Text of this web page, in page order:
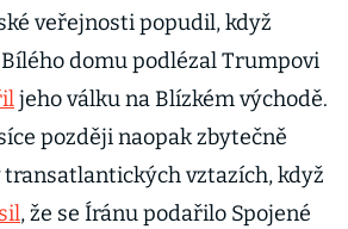
veřejnosti popudil, když
domu podlézal Trumpovi
jeho válku na Blízkém východě.
později naopak zbytečně
vztazích, když
, že se Íránu podařilo Spojené